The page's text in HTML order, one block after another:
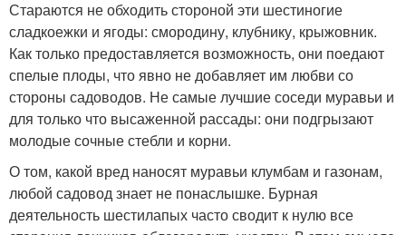
Стараются не обходить стороной эти шестиногие
сладкоежки и ягоды: смородину, клубнику, крыжовник.
Как только предоставляется возможность, они поедают
спелые плоды, что явно не добавляет им любви со
стороны садоводов. Не самые лучшие соседи муравьи и
для только что высаженной рассады: они подгрызают
молодые сочные стебли и корни.
О том, какой вред наносят муравьи клумбам и газонам,
любой садовод знает не понаслышке. Бурная
деятельность шестилапых часто сводит к нулю все